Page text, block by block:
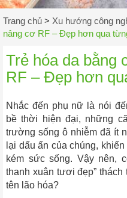
Trang chủ > Xu hướng công
nâng cơ RF – Đẹp hơn qua
Trẻ hóa da bằng
RF – Đẹp hơn
Nhắc đến phụ nữ là nói
bề thời hiện đại, những
trường sống ô nhiễm đã ít
lại dấu ấn của chúng,
kém sức sống. Vậy nên,
thanh xuân tươi đẹp”
tên lão hóa?